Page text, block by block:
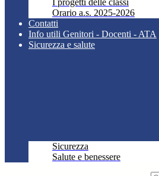
I progetti delle classi
Orario a.s. 2025-2026
Contatti
Info utili Genitori - Docenti - ATA
Sicurezza e salute
Sicurezza
Salute e benessere